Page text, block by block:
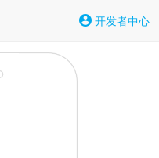
开发者中心